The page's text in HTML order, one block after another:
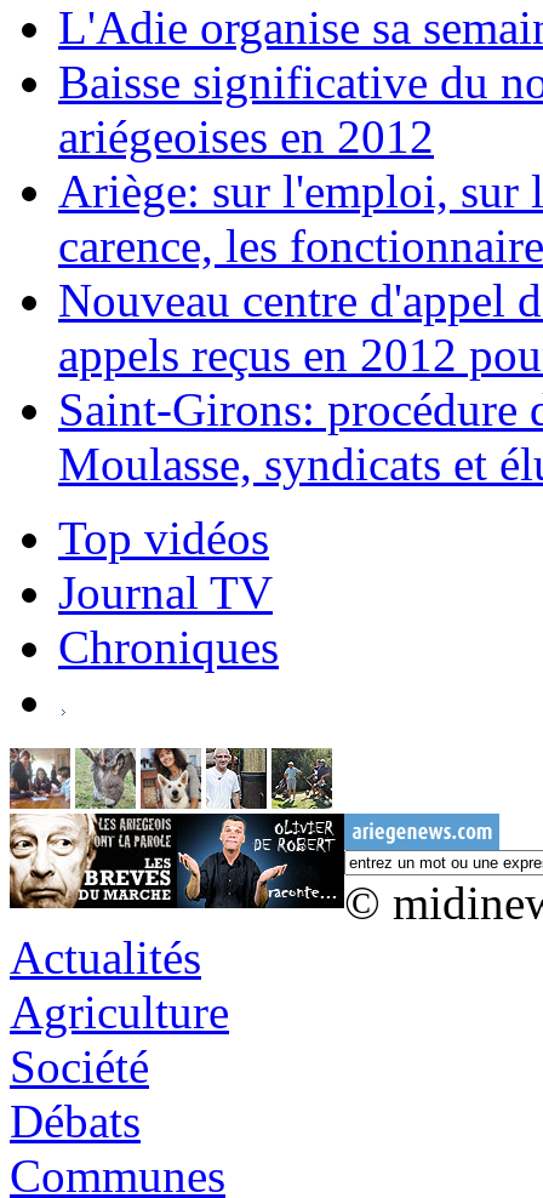
L'Adie organise sa
Baisse significative du
ariégeoises en 2012
Ariège: sur l'emploi, sur
carence, les
Nouveau centre d'appel
appels reçus en 2012
Saint-Girons: procédure
Moulasse, syndicats et
Top vidéos
Journal TV
Chroniques
©
Actualités
Agriculture
Société
Débats
Communes